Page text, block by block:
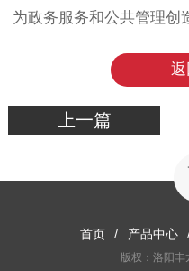
为政务服务和公共管理创
返
上一篇
首页 / 产品中心
版权：洛阳丰